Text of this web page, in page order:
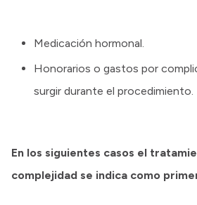
Medicación hormonal.
Honorarios o gastos por
surgir durante el procedimiento.
En los siguientes casos el
complejidad se indica como